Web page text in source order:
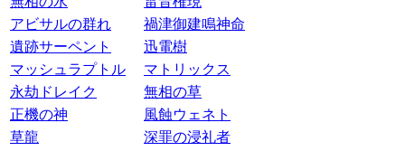
アビサルの群れ
禍津御建鳴神命
遺跡サーペント
迅電樹
マッシュラプトル
マトリックス
永劫ドレイク
無相の草
正機の神
風蝕ウェネト
草龍
深罪の浸礼者